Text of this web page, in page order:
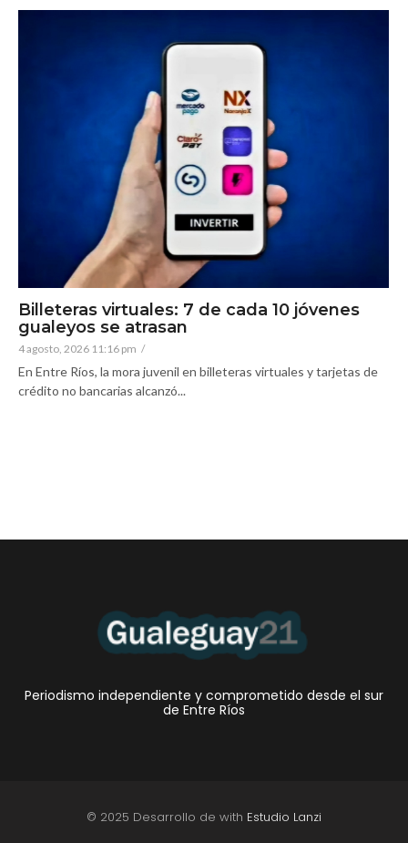
Billeteras virtuales: 7 de cada 10 jóvenes
gualeyos se atrasan
4 agosto, 2026 11:16 pm /
En Entre Ríos, la mora juvenil en billeteras virtuales y tarjetas de
crédito no bancarias alcanzó...
Periodismo independiente y comprometido desde el sur
de Entre Ríos
© 2025 Desarrollo de with Estudio Lanzi